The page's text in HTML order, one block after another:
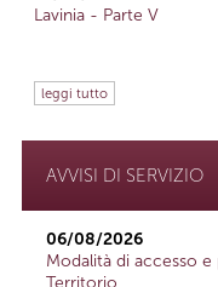
Lavinia - Parte V
leggi tutto
AVVISI DI SERVIZIO
06/08/2026
Modalità di accesso
Territorio